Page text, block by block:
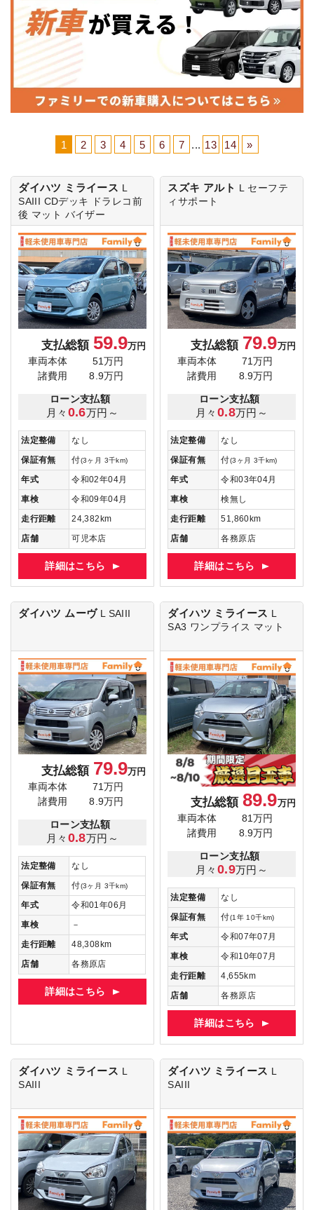
1 2 3 4 5 6 7 ... 13 14 »
ダイハツ ミライース
SAIII
CDデッキ ドラレコ前
後 マット バイザー
支払総額 59.9万円
車両本体
51万円
諸費用
8.9万円
ローン支払額
月々 0.6万円～
法定整備
なし
保証有無
付(3ヶ月 3千km)
年式
令和02年04月
車検
令和09年04月
走行距離
24,382km
店舗
可児本店
詳細はこちら
スズキ アルト
セーフテ
ィサポート
支払総額 79.9万円
車両本体
71万円
諸費用
8.9万円
ローン支払額
月々 0.8万円～
法定整備
なし
保証有無
付(3ヶ月 3千km)
年式
令和03年04月
車検
検無し
走行距離
51,860km
店舗
各務原店
詳細はこちら
ダイハツ ムーヴ L SAIII
支払総額 79.9万円
車両本体
71万円
諸費用
8.9万円
ローン支払額
月々 0.8万円～
法定整備
なし
保証有無
付(3ヶ月 3千km)
年式
令和01年06月
車検
－
走行距離
48,308km
店舗
各務原店
詳細はこちら
ダイハツ ミライース
SA3 ワンプライス マット
支払総額 89.9万円
車両本体
81万円
諸費用
8.9万円
ローン支払額
月々 0.9万円～
法定整備
なし
保証有無
付(1年 10千km)
年式
令和07年07月
車検
令和10年07月
走行距離
4,655km
店舗
各務原店
詳細はこちら
ダイハツ ミライース L
SAIII
ダイハツ ミライース L
SAIII